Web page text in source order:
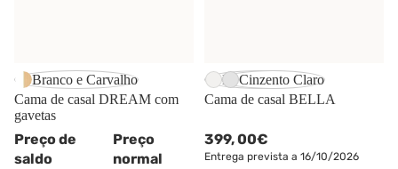
-40%
Branco e Carvalho
Cama de casal DREAM com
gavetas
Preço de
saldo
Preço
normal
Branco Memphis
Cinzento Claro
Cama de casal BELLA
399,00€
Entrega prevista a 16/10/2026